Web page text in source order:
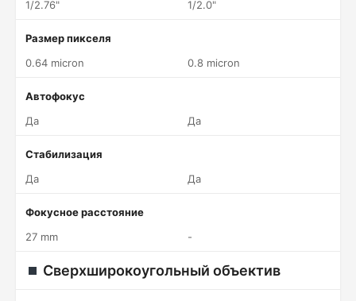
1/2.76"
1/2.0"
Размер пикселя
0.64 micron
0.8 micron
Автофокус
Да
Да
Стабилизация
Да
Да
Фокусное расстояние
27 mm
-
Сверхширокоугольный объектив